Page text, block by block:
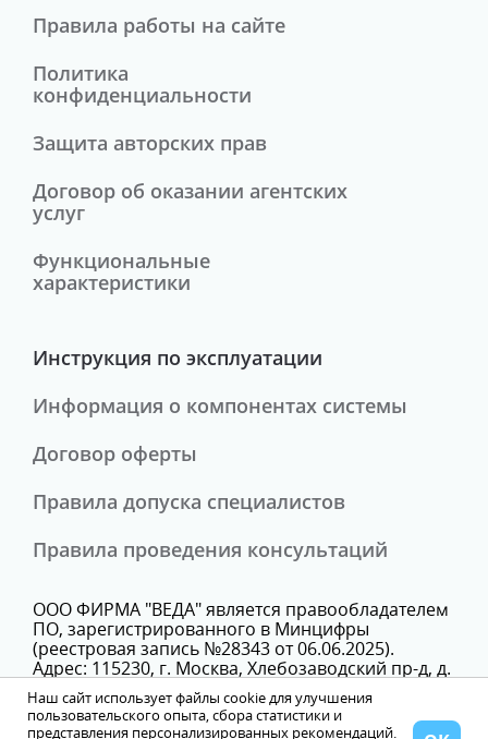
Правила работы на сайте
Политика
конфиденциальности
Защита авторских прав
Договор об оказании агентских
услуг
Функциональные
характеристики
Инструкция по эксплуатации
Информация о компонентах системы
Договор оферты
Правила допуска специалистов
Правила проведения консультаций
ООО ФИРМА "ВЕДА" является правообладателем
ПО, зарегистрированного в Минцифры
(реестровая запись №28343 от 06.06.2025).
Адрес: 115230, г. Москва, Хлебозаводский пр-д, д.
7, стр. 9, этаж 3, помещение Х, комн. 25В
Телефон: +74993503621
Наш сайт использует файлы cookie для улучшения
пользовательского опыта, сбора статистики и
представления персонализированных рекомендаций.